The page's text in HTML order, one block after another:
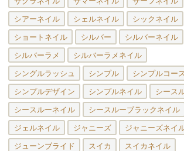
シアーネイル シェルネイル シックネイル
ショートネイル シルバー シルバーネイル
シルバーラメ シルバーラメネイル
シングルラッシュ シンプル シンプルコース
シンプルデザイン シンプルネイル シース
シースルーネイル シースルーブラックネイル
ジェルネイル ジャニーズ ジャニーズネイ
ジューンブライド スイカ スイカネイル